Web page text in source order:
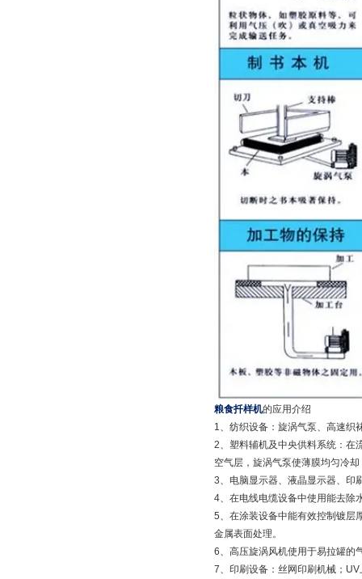
粮食扦样机的应用介绍
1、纺织设备：旋涡气泵、高速织
2、塑料辅机及中央供料系统：在
空气层，旋涡气泵使薄膜均匀冷
3、电脑显示器、液晶显示器、印
4、在电线电缆设备中使用能去除
5、在涂装设备中能有效控制镀层
金属表面处理。
6、高压旋涡风机使用于易拉罐的
7、印刷设备：丝网印刷机械；